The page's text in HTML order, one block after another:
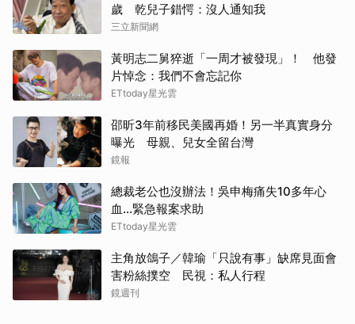
歲 乾兒子錯愕：沒人通知我
三立新聞網
黃明志二舅猝逝「一周才被發現」！ 他發
片悼念：我們不會忘記你
ETtoday星光雲
邵昕3年前移民美國再婚！另一半真實身分
曝光 母親、兒女全留台灣
鏡報
總裁老公也沒辦法！吳申梅痛失10多年心
血...緊急報案求助
ETtoday星光雲
主角放鴿子／韓瑜「只說有事」缺席見面會
害粉絲撲空 民視：私人行程
鏡週刊